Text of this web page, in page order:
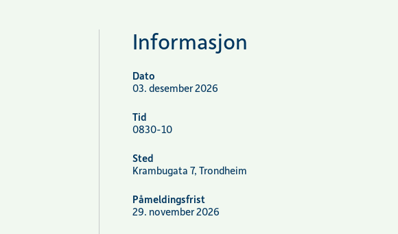
Informasjon
Dato
03. desember 2026
Tid
0830-10
Sted
Krambugata 7, Trondheim
Påmeldingsfrist
29. november 2026